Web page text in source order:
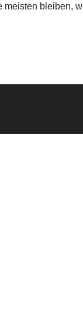
bleiben,